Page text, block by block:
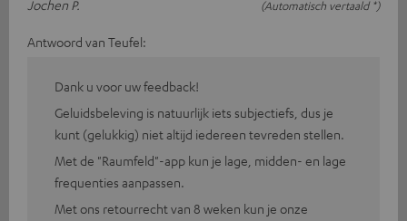
Jochen P. (Automatisch vertaald *)
Antwoord van Teufel:
Dank u voor uw feedback!
Geluidsbeleving is natuurlijk iets subjectiefs, dus je
kunt (gelukkig) niet altijd iedereen tevreden stellen.
Met de "Raumfeld"-app kun je lage, midden- en lage
frequenties aanpassen.
Met ons retourrecht van 8 weken kun je onze